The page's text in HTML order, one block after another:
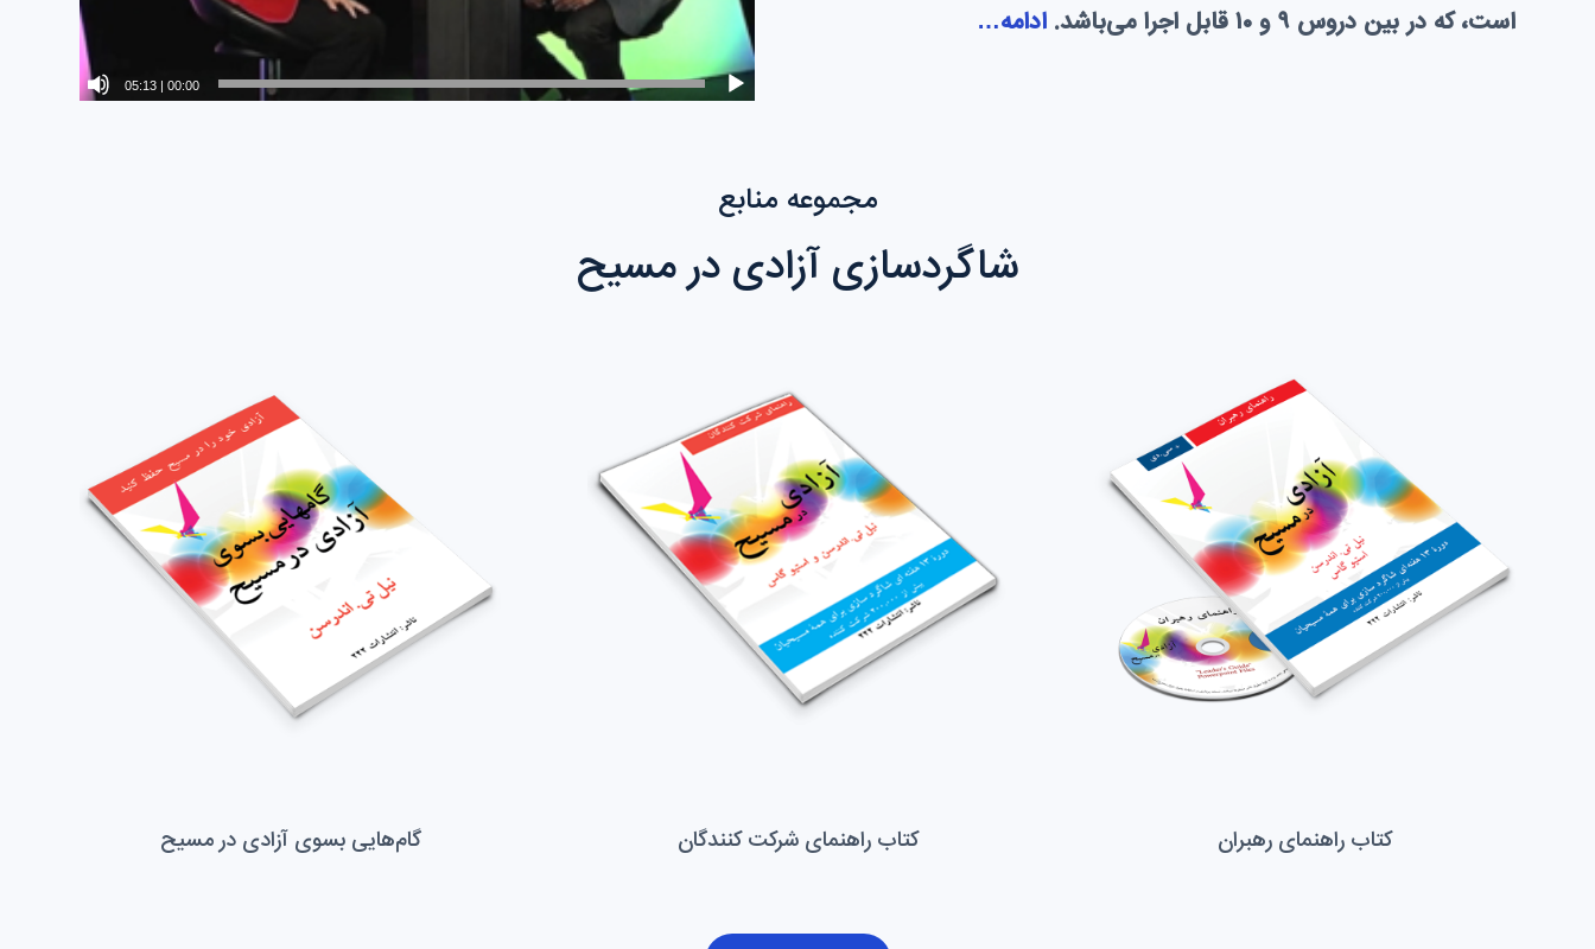
است، که در بین دروس ۹ و ۱۰ قابل اجرا می‌باشد.
ادامه…
00:00
|
05:13
مجموعه منابع
شاگردسازی آزادی در مسیح
کتاب راهنمای رهبران کتاب راهنمای شرکت کنندگان گام‌هایی بسوی آزادی در مسیح